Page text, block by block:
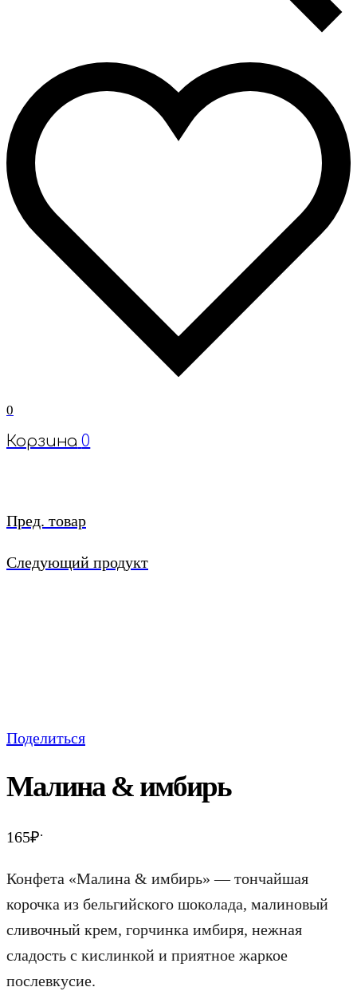
0
Корзина 0
Пред. товар
Следующий продукт
Поделиться
Малина & имбирь
165₽.
Конфета «Малина & имбирь» — тончайшая
корочка из бельгийского шоколада, малиновый
сливочный крем, горчинка имбиря, нежная
сладость с кислинкой и приятное жаркое
послевкусие.